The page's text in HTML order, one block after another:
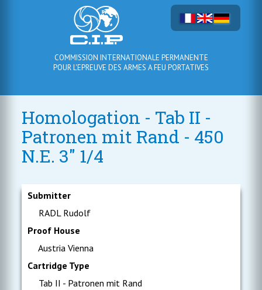
COMMISSION INTERNATIONALE PERMANENTE
POUR L'EPREUVE DES ARMES A FEU PORTATIVES
Homologation - Tab II -
Patronen mit Rand - 450
N.E. 3" 1/4
Submitter
RADL Rudolf
Proof House
Austria Vienna
Cartridge Type
Tab II - Patronen mit Rand